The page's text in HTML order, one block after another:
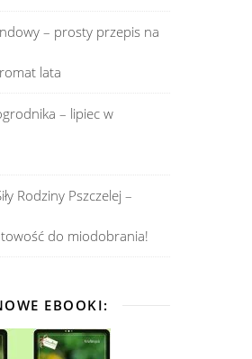
– prosty przepis na
lata
– lipiec w
Rodziny Pszczelej –
do miodobrania!
EBOOKI: